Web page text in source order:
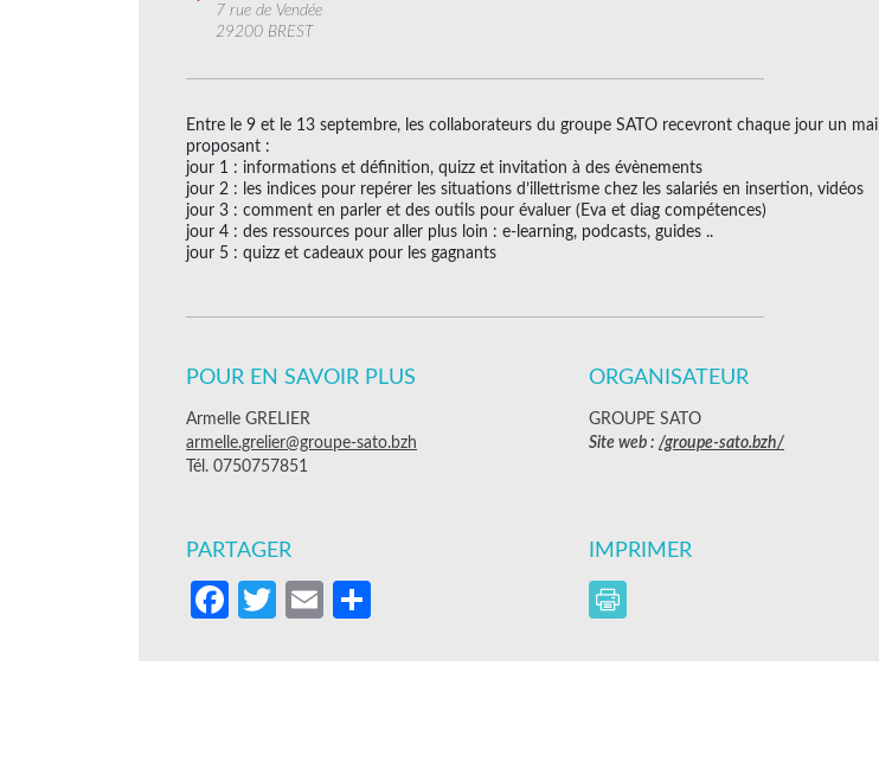
7 rue de Vendée
29200 BREST
Entre le 9 et le 13 septembre, les collaborateurs du groupe SATO recevront chaque jour un mail
proposant :
jour 1 : informations et définition, quizz et invitation à des évènements
jour 2 : les indices pour repérer les situations d’illettrisme chez les salariés en insertion, vidéos
jour 3 : comment en parler et des outils pour évaluer (Eva et diag compétences)
jour 4 : des ressources pour aller plus loin : e-learning, podcasts, guides ..
jour 5 : quizz et cadeaux pour les gagnants
POUR EN SAVOIR PLUS
Armelle GRELIER
armelle.grelier@groupe-sato.bzh
Tél. 0750757851
ORGANISATEUR
GROUPE SATO
Site web : /groupe-sato.bzh/
PARTAGER
Facebook
Twitter
Email
IMPRIMER